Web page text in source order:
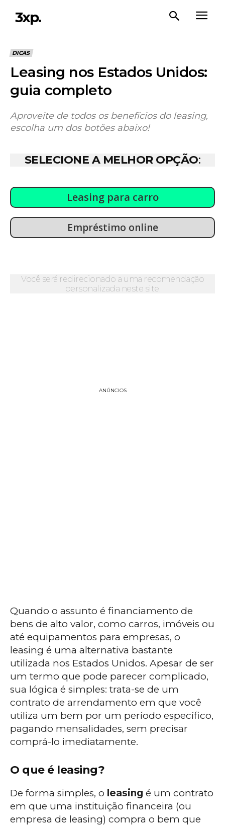
3xp.
DICAS
Leasing nos Estados Unidos:
guia completo
Aproveite de todos os benefícios do leasing,
escolha um dos botões abaixo!
SELECIONE A MELHOR OPÇÃO:
Leasing para carro
Empréstimo online
Você será redirecionado a uma recomendação
personalizada neste site.
ANÚNCIOS
Quando o assunto é financiamento de
bens de alto valor, como carros, imóveis ou
até equipamentos para empresas, o
leasing é uma alternativa bastante
utilizada nos Estados Unidos. Apesar de ser
um termo que pode parecer complicado,
sua lógica é simples: trata-se de um
contrato de arrendamento em que você
utiliza um bem por um período específico,
pagando mensalidades, sem precisar
comprá-lo imediatamente.
O que é leasing?
De forma simples, o leasing é um contrato
em que uma instituição financeira (ou
empresa de leasing) compra o bem que